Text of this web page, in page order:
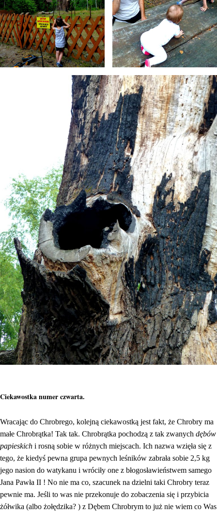
Ciekawostka numer czwarta.
Wracając do Chrobrego, kolejną ciekawostką jest fakt, że Chrobry ma
małe Chrobrątka! Tak tak. Chrobrątka pochodzą z tak zwanych dębów
papieskich i rosną sobie w różnych miejscach. Ich nazwa wzięła się z
tego, że kiedyś pewna grupa pewnych leśników zabrała sobie 2,5 kg
jego nasion do watykanu i wróciły one z błogosławieństwem samego
Jana Pawła II ! No nie ma co, szacunek na dzielni taki Chrobry teraz
pewnie ma. Jeśli to was nie przekonuje do zobaczenia się i przybicia
żółwika (albo żołędzika? ) z Dębem Chrobrym to już nie wiem co Was